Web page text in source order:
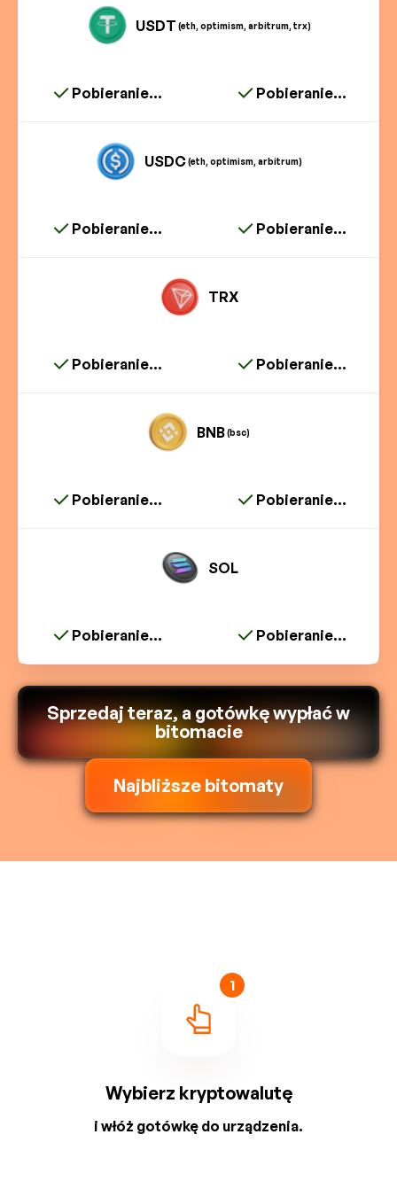
USDT (eth, optimism, arbitrum, trx)
Pobieranie... Pobieranie...
USDC(eth, optimism, arbitrum)
Pobieranie... Pobieranie...
TRX
Pobieranie... Pobieranie...
BNB(bsc)
Pobieranie... Pobieranie...
SOL
Pobieranie... Pobieranie...
Sprzedaj teraz, a gotówkę wypłać w
bitomacie
Najbliższe bitomaty
1
Wybierz kryptowalutę
i włóż gotówkę do urządzenia.